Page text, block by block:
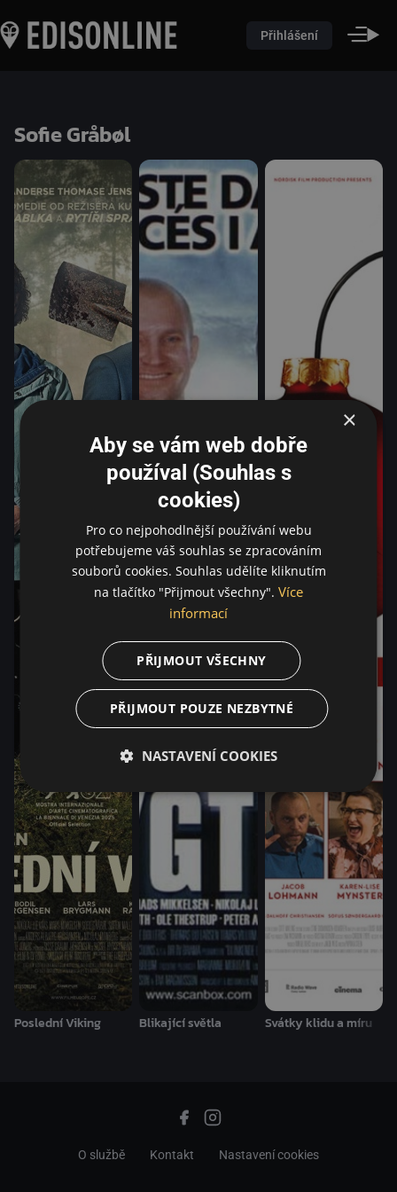
Přihlášení
Sofie Gråbøl
Poslední Viking Blikající světla Svátky klidu a míru
O službě Kontakt Nastavení cookies
×
Aby se vám web dobře
používal (Souhlas s
cookies)
Pro co nejpohodlnější používání webu
potřebujeme váš souhlas se zpracováním
souborů cookies. Souhlas udělíte kliknutím
na tlačítko "Přijmout všechny". Více
informací
PŘIJMOUT VŠECHNY
PŘIJMOUT POUZE NEZBYTNÉ
NASTAVENÍ COOKIES